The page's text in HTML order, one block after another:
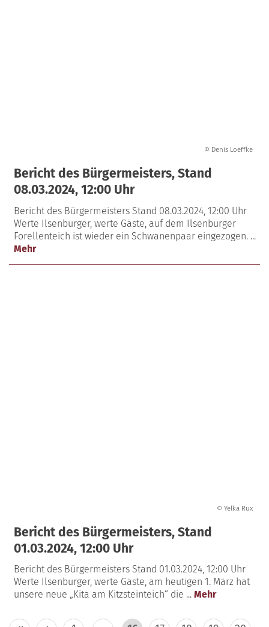
© Denis Loeffke
Bericht des Bürgermeisters, Stand
08.03.2024, 12:00 Uhr
Bericht des Bürgermeisters Stand 08.03.2024, 12:00 Uhr
Werte Ilsenburger, werte Gäste, auf dem Ilsenburger
Forellenteich ist wieder ein Schwanenpaar eingezogen. ...
Mehr
© Yelka Rux
Bericht des Bürgermeisters, Stand
01.03.2024, 12:00 Uhr
Bericht des Bürgermeisters Stand 01.03.2024, 12:00 Uhr
Werte Ilsenburger, werte Gäste, am heutigen 1. März hat
unsere neue „Kita am Kitzsteinteich“ die ... Mehr